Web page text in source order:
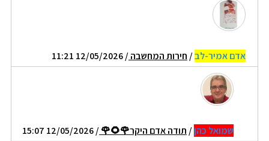
אדם אמיר-לב/ חירות המחשבה/ 12/05/2026 11:21
שמואל כהן/ תודה אדם היקר🌹🌻🌹/ 12/05/2026 15:07